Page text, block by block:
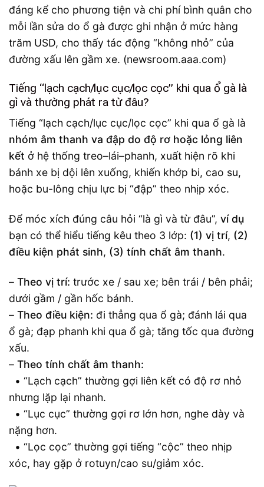
đáng kể cho phương tiện và chi phí bình quân cho
mỗi lần sửa do ổ gà được ghi nhận ở mức hàng
trăm USD, cho thấy tác động “không nhỏ” của
đường xấu lên gầm xe. (newsroom.aaa.com)
Tiếng “lạch cạch/lục cục/lọc cọc” khi qua ổ gà là
gì và thường phát ra từ đâu?
Tiếng “lạch cạch/lục cục/lọc cọc” khi qua ổ gà là
nhóm âm thanh va đập do độ rơ hoặc lỏng liên
kết ở hệ thống treo–lái–phanh, xuất hiện rõ khi
bánh xe bị dội lên xuống, khiến khớp bi, cao su,
hoặc bu-lông chịu lực bị “đập” theo nhịp xóc.
Để móc xích đúng câu hỏi “là gì và từ đâu”, ví dụ
bạn có thể hiểu tiếng kêu theo 3 lớp: (1) vị trí, (2)
điều kiện phát sinh, (3) tính chất âm thanh.
– Theo vị trí: trước xe / sau xe; bên trái / bên phải;
dưới gầm / gần hốc bánh.
– Theo điều kiện: đi thẳng qua ổ gà; đánh lái qua
ổ gà; đạp phanh khi qua ổ gà; tăng tốc qua đường
xấu.
– Theo tính chất âm thanh:
• “Lạch cạch” thường gợi liên kết có độ rơ nhỏ
nhưng lặp lại nhanh.
• “Lục cục” thường gợi rơ lớn hơn, nghe dày và
nặng hơn.
• “Lọc cọc” thường gợi tiếng “cộc” theo nhịp
xóc, hay gặp ở rotuyn/cao su/giảm xóc.